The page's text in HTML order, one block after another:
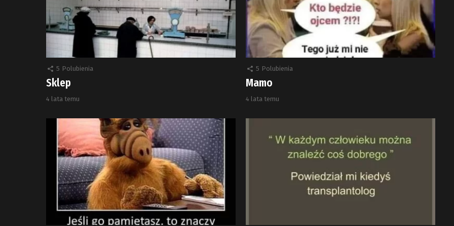
5 Polubienia
Sklep
4 lata temu
5 Polubienia
Mamo
4 lata temu